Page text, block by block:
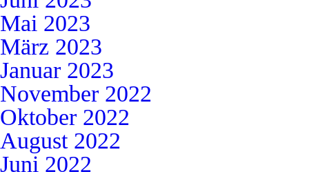
Mai 2023
März 2023
Januar 2023
November 2022
Oktober 2022
August 2022
Juni 2022